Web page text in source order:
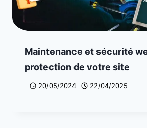
Maintenance et sécurité
protection de votre site
20/05/2024 22/04/2025